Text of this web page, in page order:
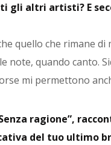
gli altri artisti? E
quello che rimane
note, quando canto.
mi permettono
ragione”,
del tuo ultimo